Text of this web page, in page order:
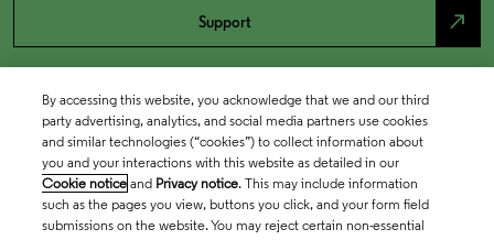
Support north_east
By accessing this website, you acknowledge that we and our third
party advertising, analytics, and social media partners use cookies
and similar technologies (“cookies”) to collect information about
you and your interactions with this website as detailed in our
Cookie notice and Privacy notice. This may include information
such as the pages you view, buttons you click, and your form field
submissions on the website. You may reject certain non-essential